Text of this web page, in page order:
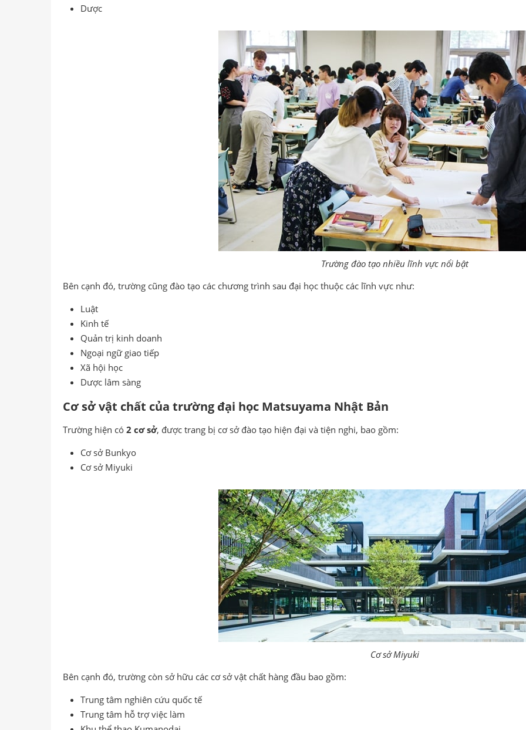
Dược
Trường đào tạo nhiều lĩnh vực nổi bật
Bên cạnh đó, trường cũng đào tạo các chương trình sau đại học thuộc các lĩnh vực như:
Luật
Kinh tế
Quản trị kinh doanh
Ngoại ngữ giao tiếp
Xã hội học
Dược lâm sàng
Cơ sở vật chất của trường đại học Matsuyama Nhật Bản
Trường hiện có 2 cơ sở, được trang bị cơ sở đào tạo hiện đại và tiện nghi, bao gồm:
Cơ sở Bunkyo
Cơ sở Miyuki
Cơ sở Miyuki
Bên cạnh đó, trường còn sở hữu các cơ sở vật chất hàng đầu bao gồm:
Trung tâm nghiên cứu quốc tế
Trung tâm hỗ trợ việc làm